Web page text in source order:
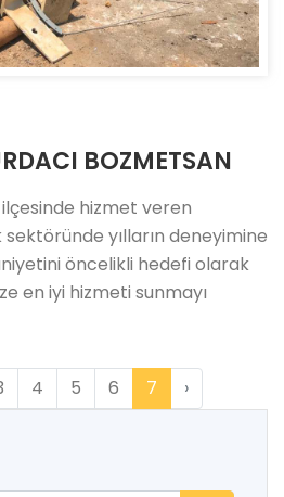
BOZMETSAN
hizmet veren
sektöründe yılların deneyimine
öncelikli hedefi olarak
en iyi hizmeti sunmayı
4 5 6 7 ›